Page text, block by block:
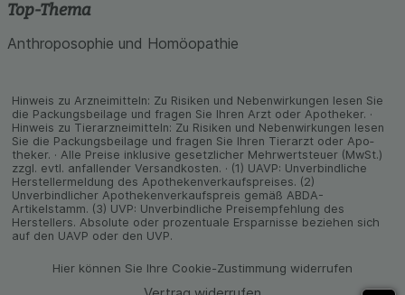
Top-Thema
Anthroposophie und Homöopathie
Hinweis zu Arzneimitteln: Zu Risiken und Neben­wirkungen lesen Sie
die Packungs­beilage und fragen Sie Ihren Arzt oder Apo­theker. ·
Hinweis zu Tier­arz­nei­mitteln: Zu Risiken und Neben­wirkungen lesen
Sie die Packungs­beilage und fragen Sie Ihren Tier­arzt oder Apo­
theker. · Alle Preise inklusive gesetz­licher Mehrwertsteuer (MwSt.)
zzgl. evtl. anfallender Versand­kosten. · (1) UAVP: Unverbindliche
Herstellermeldung des Apothekenverkaufspreises. (2)
Unverbindlicher Apothekenverkaufspreis gemäß ABDA-
Artikelstamm. (3) UVP: Unverbindliche Preisempfehlung des
Herstellers. Absolute oder prozentuale Ersparnisse beziehen sich
auf den UAVP oder den UVP.
Hier können Sie Ihre Cookie-Zustimmung widerrufen